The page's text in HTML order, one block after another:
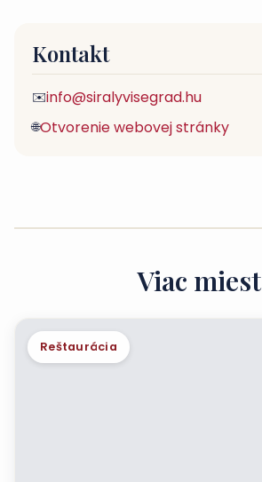
Kontakt
✉️info@siralyvisegrad.hu
🌐Otvorenie webovej stránky
Viac miest
Reštaurácia